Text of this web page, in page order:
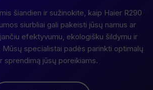
šiandien ir sužinokite, kaip Haier R290
siurbliai gali pakeisti jūsų namus ar
efektyvumu, ekologišku šildymu ir
Mūsų specialistai padės parinkti optimalų
sprendimą jūsų poreikiams.